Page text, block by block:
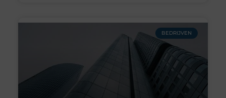
BEDRIJVEN